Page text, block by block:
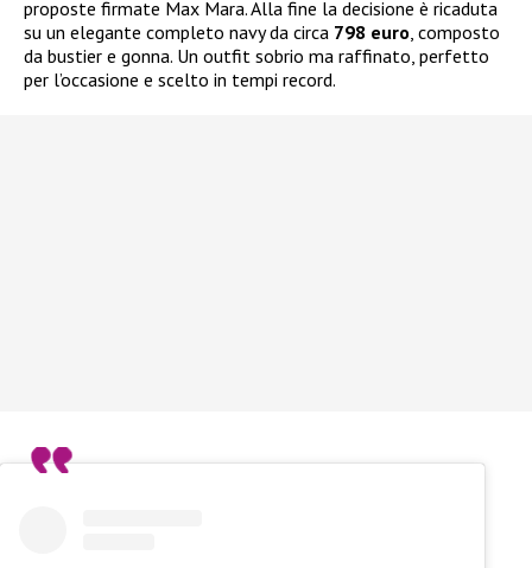
proposte firmate Max Mara. Alla fine la decisione è ricaduta
su un elegante completo navy da circa 798 euro , composto
da bustier e gonna. Un outfit sobrio ma raffinato, perfetto
per l’occasione e scelto in tempi record.